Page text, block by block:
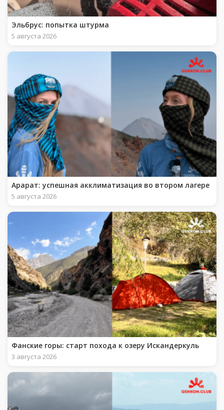
Эльбрус: попытка штурма
5 августа 2026
Арарат: успешная акклиматизация во втором лагере
5 августа 2026
Фанские горы: старт похода к озеру Искандеркуль
3 августа 2026